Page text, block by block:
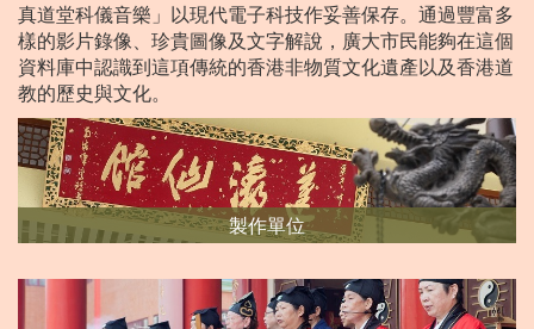
真道堂科儀音樂」以現代電子科技作妥善保存。通過豐富多
樣的影片錄像、珍貴圖像及文字解說，廣大市民能夠在這個
資料庫中認識到這項傳統的香港非物質文化遺產以及香港道
教的歷史與文化。
製作單位